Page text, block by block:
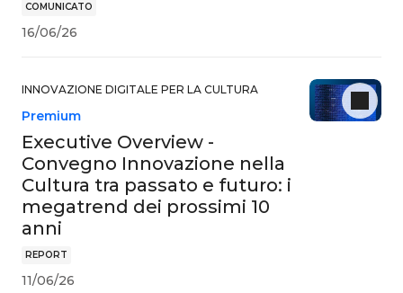
COMUNICATO
16/06/26
INNOVAZIONE DIGITALE PER LA CULTURA
REPORT
Executive Overview -
Convegno Innovazione nella
Cultura tra passato e futuro: i
megatrend dei prossimi 10
anni
Premium
11/06/26